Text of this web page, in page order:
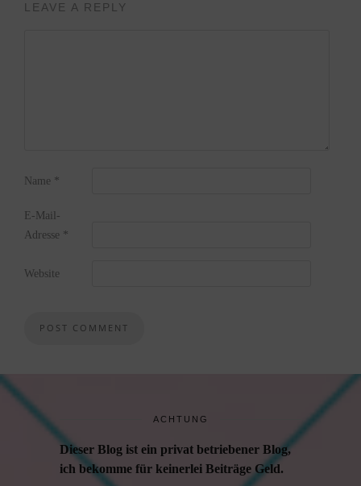
LEAVE A REPLY
Name *
E-Mail-
Adresse *
Website
ACHTUNG
Dieser Blog ist ein privat betriebener Blog,
ich bekomme für keinerlei Beiträge Geld.